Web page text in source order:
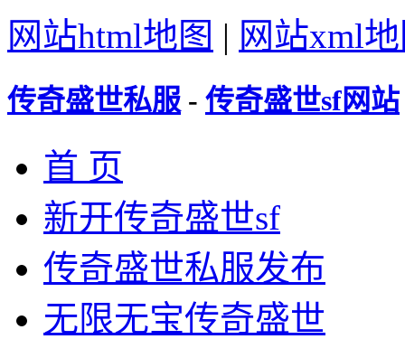
网站html地图 | 网站xml
传奇盛世私服 - 传奇盛世sf网站
首 页
新开传奇盛世sf
传奇盛世私服发布
无限无宝传奇盛世